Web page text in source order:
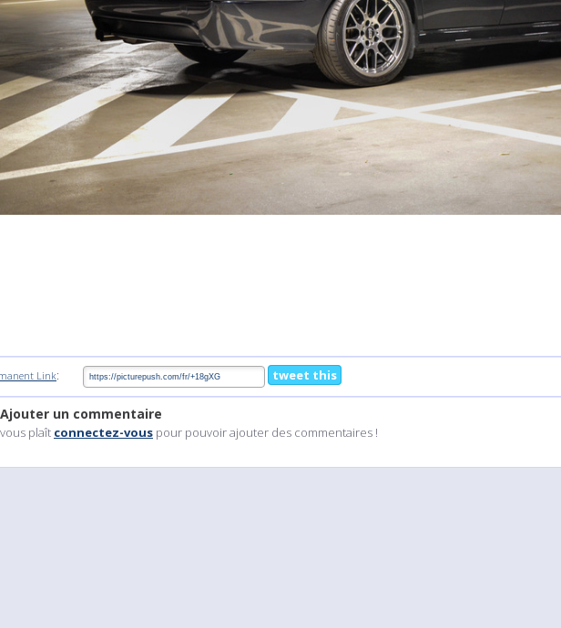
Link: tweet this
Ajouter un commentaire
plaît connectez-vous pour pouvoir ajouter des commentaires !